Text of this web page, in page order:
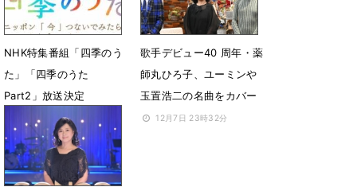
NHK特集番組「四季のう
た」「四季のうた
Part2」放送決定
2月17日 23時08分
歌手デビュー40 周年・薬
師丸ひろ子、ユーミンや
玉置浩二の名曲をカバー
12月7日 23時32分